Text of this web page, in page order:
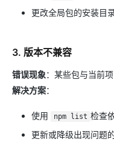
更改全局包的安装目
3. 版本不兼容
错误现象：某些包与当前
解决方案：
使用 npm list 检查
更新或降级出现问题